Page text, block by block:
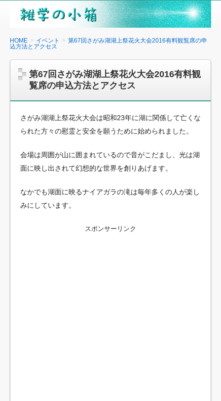
雑
の
箱
HOME イベント
第67回さがみ湖湖上祭花火大会2016有料観覧席の申
込方法とアクセス
第67回さがみ湖湖上祭花火大会2016有料観
覧席の申込方法とアクセス
さがみ湖湖上祭花火大会は昭和23年に湖に関係して亡くな
られた方々の慰霊と安全を願うために始められました。
会場は周囲が山に囲まれているので音がこだまし、光は湖
面に映し出されて幻想的な世界を創りあげます。
なかでも湖面に映るナイアガラの滝は毎年多くの人が楽し
みにしています。
スポンサーリンク